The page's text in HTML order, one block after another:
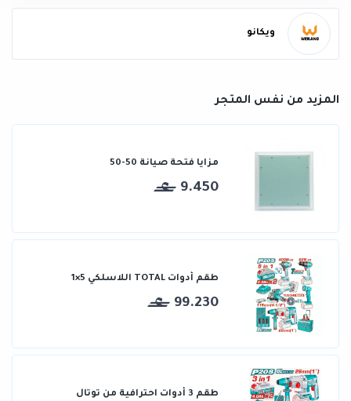
ويكانو
المزيد من نفس المتجر
مزايا فتحة صيانة 50-50
9.450
طقم أدوات TOTAL اللاسلكي 5×1
99.230
طقم 3 أدوات احترافية من توتال